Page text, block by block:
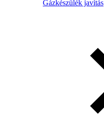
Gázkészülék javítás